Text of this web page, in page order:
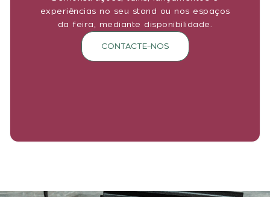
experiências no seu stand ou nos espaços
da feira, mediante disponibilidade.
CONTACTE-NOS